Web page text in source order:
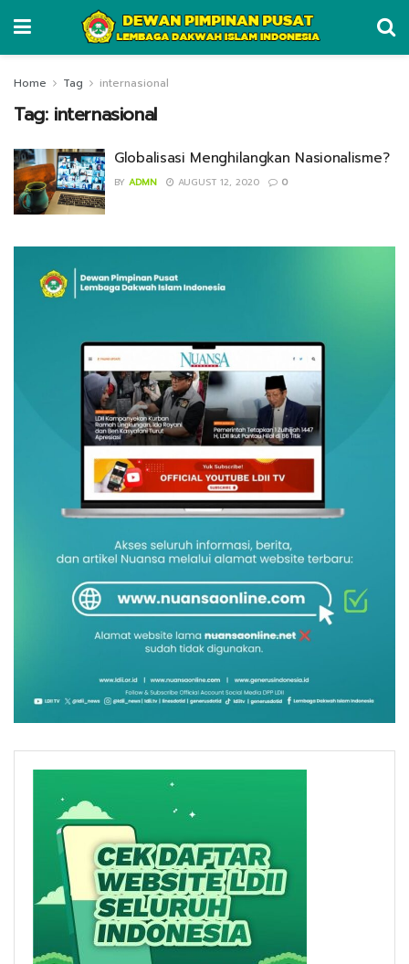
Home Tag internasional
Tag: internasional
Globalisasi Menghilangkan Nasionalisme?
BY ADMN AUGUST 12, 2020 0